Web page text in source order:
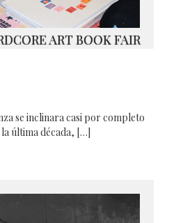
ART BOOK FAIR
se inclinara casi por completo
última década, […]